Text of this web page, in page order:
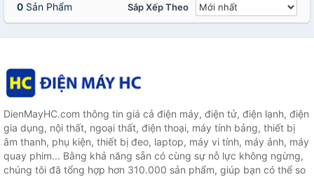
0 Sản Phẩm Sắp Xếp Theo
DienMayHC.com thông tin giá cả điện máy, điện tử, điện lạnh, điện
gia dụng, nội thất, ngoại thất, điện thoại, máy tính bảng, thiết bị
âm thanh, phụ kiện, thiết bị đeo, laptop, máy vi tính, máy ảnh, máy
quay phim... Bằng khả năng sẵn có cùng sự nỗ lực không ngừng,
chúng tôi đã tổng hợp hơn 310.000 sản phẩm, giúp bạn có thể so